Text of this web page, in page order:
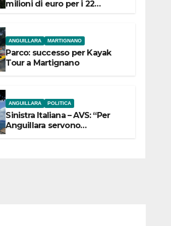
milioni di euro per i 22
ANGUILLARA MARTIGNANO
Parco: successo per Kayak
Tour a Martignano
ANGUILLARA POLITICA
Sinistra Italiana – AVS: “Per
Anguillara servono